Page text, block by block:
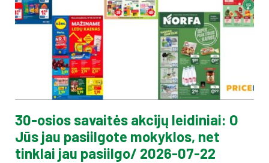
30-osios savaitės akcijų leidiniai: O
Jūs jau pasiilgote mokyklos, net
tinklai jau pasiilgo/ 2026-07-22